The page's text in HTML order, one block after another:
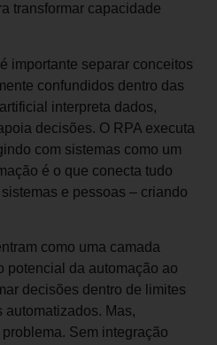
transformar capacidade
importante separar conceitos
confundidos dentro das
interpreta dados,
decisões. O RPA executa
com sistemas como um
é o que conecta tudo
e pessoas – criando
como uma camada
potencial da automação ao
decisões dentro de limites
Mas,
Sem integração